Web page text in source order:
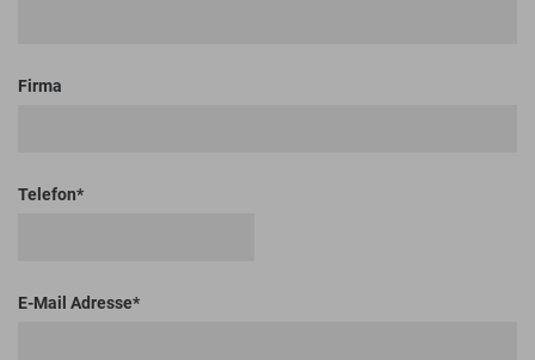
Firma
Telefon
E-Mail Adresse